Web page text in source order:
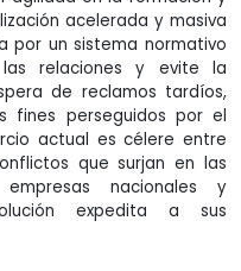
acelerada y masiva
por un sistema normativo
relaciones y evite la
de reclamos tardíos,
fines perseguidos por el
actual es célere entre
que surjan en las
nacionales y
expedita a sus